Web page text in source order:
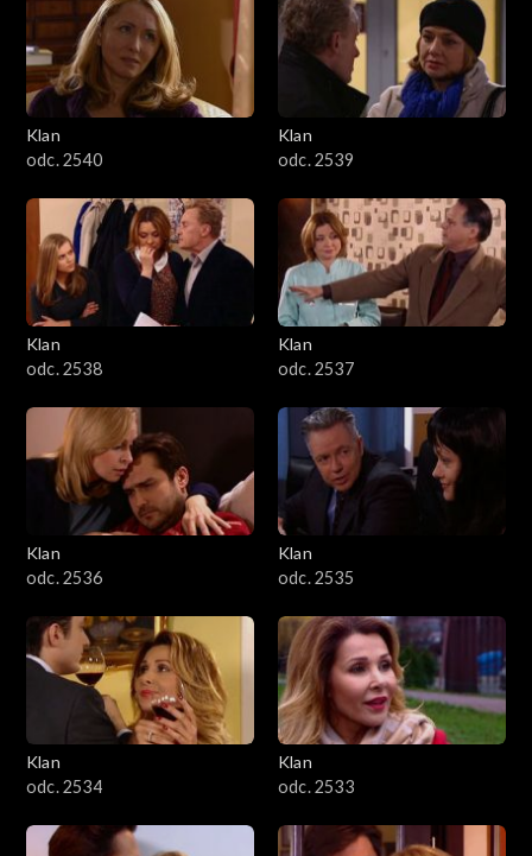
Klan
odc. 2540
Klan
odc. 2539
Klan
odc. 2538
Klan
odc. 2537
Klan
odc. 2536
Klan
odc. 2535
Klan
odc. 2534
Klan
odc. 2533